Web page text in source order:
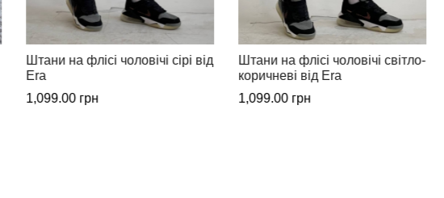
Штани на флісі чоловічі світло-
коричневі від Era
1,099.00 грн
Стильні широкі чоловічі
джинси чорні від Era
1,499.00 грн